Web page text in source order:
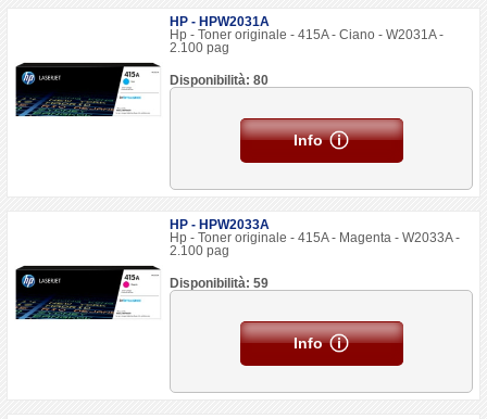
HP - HPW2031A
Hp - Toner originale - 415A - Ciano - W2031A -
2.100 pag
Disponibilità: 80
Info
HP - HPW2033A
Hp - Toner originale - 415A - Magenta - W2033A -
2.100 pag
Disponibilità: 59
Info